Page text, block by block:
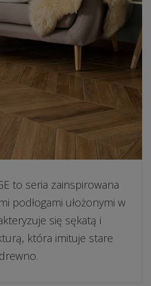
to seria zainspirowana
podłogami ułożonymi w
się sękatą i
która imituje stare
drewno.